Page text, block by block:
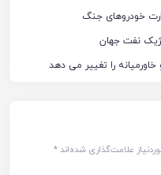
خاورمیانه را تغییر می دهد
علامت‌گذاری شده‌اند*